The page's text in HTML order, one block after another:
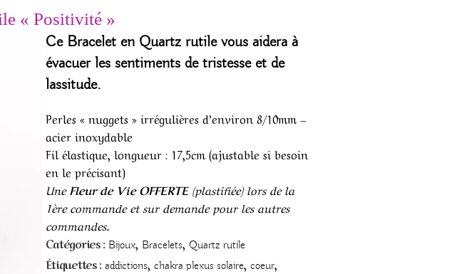
« Positivité »
Ce Bracelet en Quartz rutile vous aidera à
évacuer les sentiments de tristesse et de
lassitude.
Perles « nuggets » irrégulières d’environ 8/10mm –
acier inoxydable
Fil élastique, longueur : 17,5cm (ajustable si besoin
en le précisant)
UneFleur de Vie OFFERTE (plastifiée) lors de la
1ère commande et sur demande pour les autres
commandes.
Catégories : Bijoux, Bracelets, Quartz rutile
Étiquettes : addictions, chakra plexus solaire, coeur,